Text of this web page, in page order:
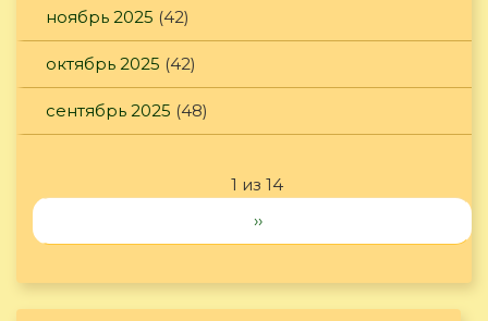
ноябрь 2025 (42)
октябрь 2025 (42)
сентябрь 2025 (48)
1 из 14
››